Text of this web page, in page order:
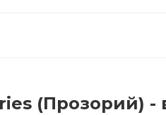
(Прозорий) -